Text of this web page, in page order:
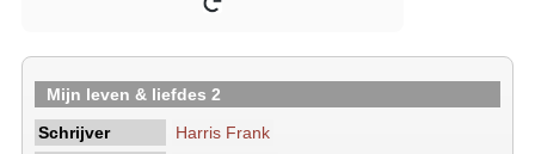
Mijn leven & liefdes 2
Schrijver
Harris Frank